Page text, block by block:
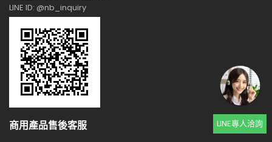
LINE ID: @nb_inquiry
商用產品售後客服 LINE專人洽詢